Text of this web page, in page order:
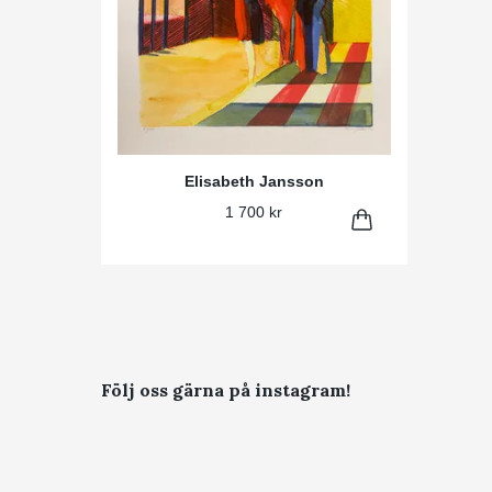
Elisabeth Jansson
1 700 kr
Följ oss gärna på instagram!